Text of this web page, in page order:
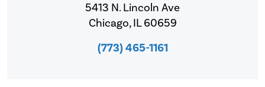
5413 N. Lincoln Ave
Chicago, IL 60659
(773) 465-1161